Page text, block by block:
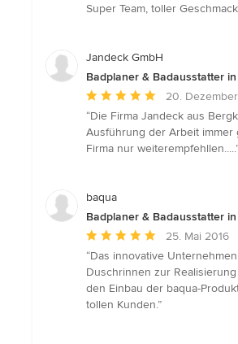
Super Team, toller
Jandeck GmbH
Badplaner & Badausstatter
Durchschnittliche
Bewertung:
5
von
20.
“Die Firma Jandeck aus
Ausführung der Arbeit
Firma nur
baqua
Badplaner & Badausstatter
Durchschnittliche
Bewertung:
5
von
5
25. Mai 2016
“Das innovative
Duschrinnen zur
den Einbau der baqua-
tollen Kunden.”